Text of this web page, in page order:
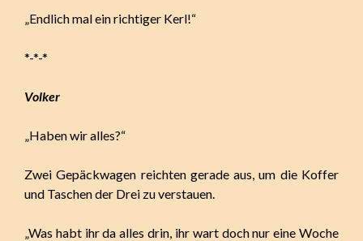
„Endlich mal ein richtiger Kerl!“
*-*-*
Volker
„Haben wir alles?“
Zwei Gepäckwagen reichten gerade aus, um die Koffer
und Taschen der Drei zu verstauen.
„Was habt ihr da alles drin, ihr wart doch nur eine Woche